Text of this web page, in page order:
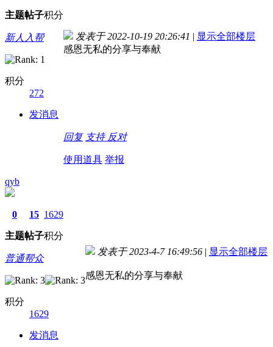
主题帖子积分
新人入帮
积分
272
发消息
发表于 2022-10-19 20:26:41 | 显示全部楼层
感恩无私的分享与奉献
回复 支持 反对
使用道具 举报
qyb
0
主题
15
帖子
1629
积分
普通帮众
积分
1629
发消息
发表于 2023-4-7 16:49:56 | 显示全部楼层
感恩无私的分享与奉献